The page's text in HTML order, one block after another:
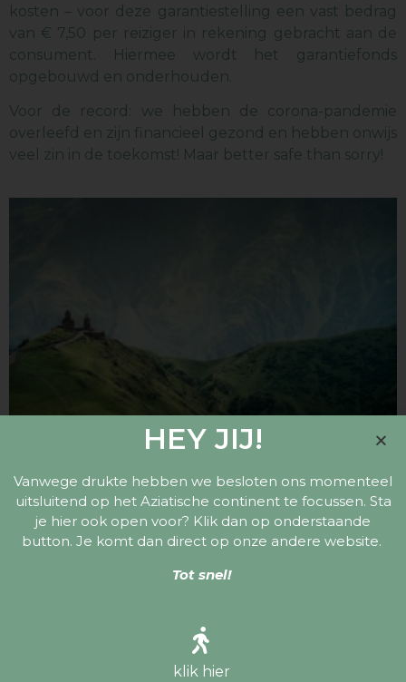
kosten – voor deze garantiestelling een vast bedrag
van € 7,50 per reiziger in rekening gebracht aan de
consument. Hiermee wordt het garantiefonds
opgebouwd en onderhouden.
Voor de record: we hebben de corona-pandemie
overleefd en zijn financieel gezond en hebben onwijs
veel zin in de toekomst! Maar better safe than sorry!
HEY JIJ!
Vanwege drukte hebben we besloten ons momenteel
uitsluitend op het Aziatische continent te focussen. Sta
je hier ook open voor? Klik dan op onderstaande
button. Je komt dan direct op onze andere website.
Tot snel!
klik hier